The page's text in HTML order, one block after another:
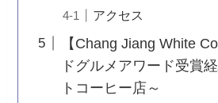
アクセス
【Chang Jiang White
ドグルメアワード受賞
トコーヒー店～